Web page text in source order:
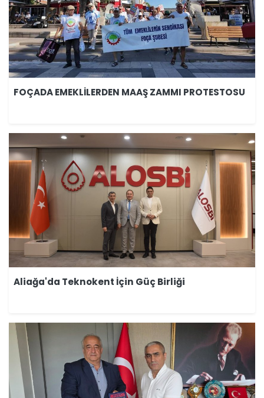
FOÇADA EMEKLİLERDEN MAAŞ ZAMMI PROTESTOSU
Aliağa'da Teknokent İçin Güç Birliği